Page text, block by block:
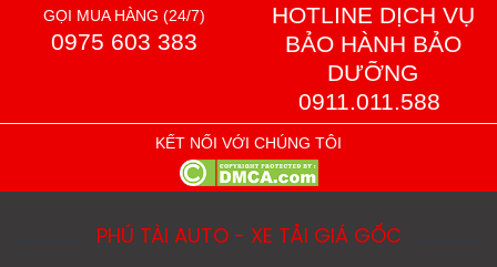
GỌI MUA HÀNG (24/7)
0975 603 383
HOTLINE DỊCH VỤ
BẢO HÀNH BẢO
DƯỠNG
0911.011.588
KẾT NỐI VỚI CHÚNG TÔI
PHÚ TÀI AUTO - XE TẢI GIÁ GỐC